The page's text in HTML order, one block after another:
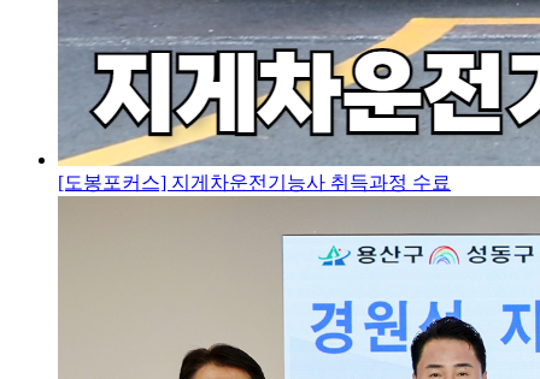
[도봉포커스] 지게차운전기능사 취득과정 수료